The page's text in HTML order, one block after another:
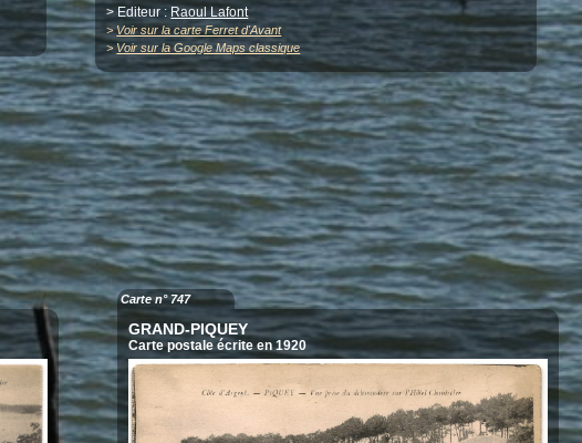
> Editeur : Raoul Lafont
>Voir sur la carte Ferret d'Avant
>Voir sur la Google Maps classique
Carte n° 747
GRAND-PIQUEY
Carte postale écrite en 1920